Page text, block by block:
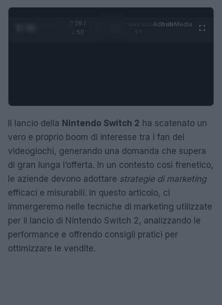
0:29 /
1:50
AdhubMedia
Il lancio della Nintendo Switch 2 ha scatenato un
vero e proprio boom di interesse tra i fan dei
videogiochi, generando una domanda che supera
di gran lunga l’offerta. In un contesto così frenetico,
le aziende devono adottare strategie di marketing
efficaci e misurabili. In questo articolo, ci
immergeremo nelle tecniche di marketing utilizzate
per il lancio di Nintendo Switch 2, analizzando le
performance e offrendo consigli pratici per
ottimizzare le vendite.